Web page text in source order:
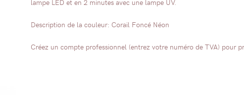
Description de la couleur: Corail Foncé Néon
Créez un compte professionnel (entrez votre numéro de TVA) pour